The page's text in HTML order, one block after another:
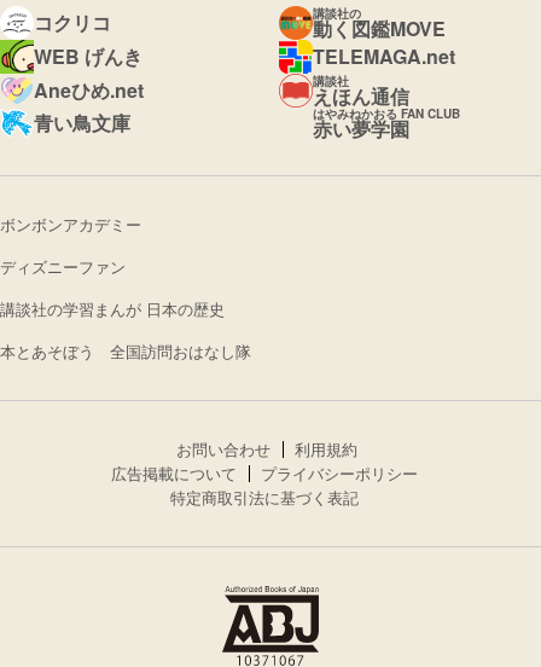
コクリコ
講談社の
動く図鑑MOVE
WEB げんき
TELEMAGA.net
Aneひめ.net
講談社
えほん通信
青い鳥文庫
はやみねかおる FAN CLUB
赤い夢学園
ボンボンアカデミー
ディズニーファン
講談社の学習まんが 日本の歴史
本とあそぼう 全国訪問おはなし隊
お問い合わせ
利用規約
広告掲載について
プライバシーポリシー
特定商取引法に基づく表記